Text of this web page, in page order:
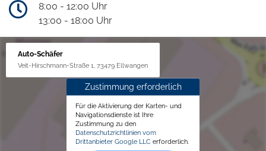
8:00 - 12:00 Uhr
13:00 - 18:00 Uhr
Auto-Schäfer
Veit-Hirschmann-Straße 1, 73479 Ellwangen
Zustimmung erforderlich
Für die Aktivierung der Karten- und
Navigationsdienste ist Ihre
Zustimmung zu den
Datenschutzrichtlinien vom
Drittanbieter Google LLC erforderlich.